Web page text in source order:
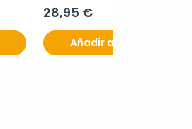
28,95 €
Añadir al carrito